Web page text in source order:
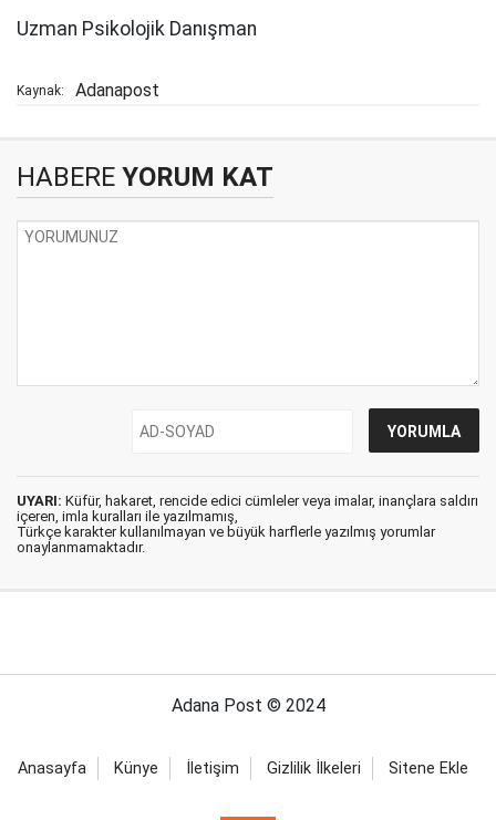
Uzman Psikolojik Danışman
Kaynak: Adanapost
HABERE YORUM KAT
UYARI: Küfür, hakaret, rencide edici cümleler veya imalar, inançlara saldırı
içeren, imla kuralları ile yazılmamış,
Türkçe karakter kullanılmayan ve büyük harflerle yazılmış yorumlar
onaylanmamaktadır.
Adana Post © 2024
Anasayfa Künye İletişim Gizlilik İlkeleri Sitene Ekle